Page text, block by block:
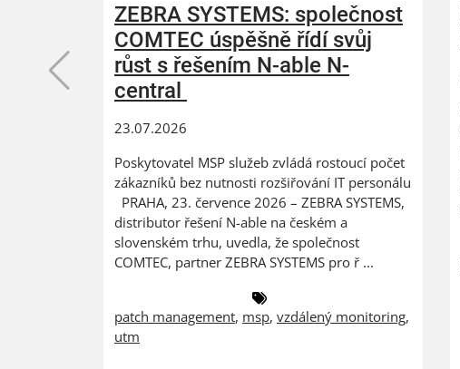
ZEBRA SYSTEMS: společnost
COMTEC úspěšně řídí svůj
růst s řešením N-able N-
central
23.07.2026
Poskytovatel MSP služeb zvládá rostoucí počet
zákazníků bez nutnosti rozšiřování IT personálu
PRAHA, 23. července 2026 – ZEBRA SYSTEMS,
distributor řešení N-able na českém a
slovenském trhu, uvedla, že společnost
COMTEC, partner ZEBRA SYSTEMS pro ř ...
patch management, msp, vzdálený monitoring,
utm